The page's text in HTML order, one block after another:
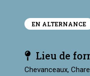
EN ALTERNANCE
Lieu de
Chevanceaux,